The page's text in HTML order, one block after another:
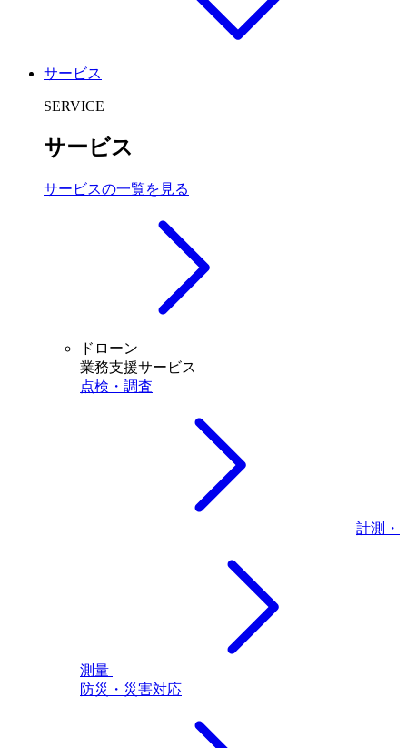
サービス
SERVICE
サービス
サービスの一覧を見る
ドローン
業務支援サービス
点検・調査
計測・
測量
防災・災害対応